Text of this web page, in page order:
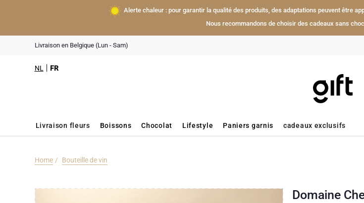
Alerte chaleur : pour garantir la qualité des produits, des adaptations peuvent être
Nous recommandons de choisir des cadeaux sans
Livraison en Belgique (Lun - Sam)
NL FR
Livraison fleurs Boissons Chocolat Lifestyle Paniers garnis cadeaux exclusifs
Home Bouteille de vin
Domaine